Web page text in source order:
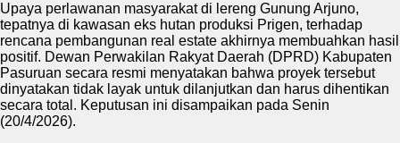
Upaya perlawanan masyarakat di lereng Gunung Arjuno,
tepatnya di kawasan eks hutan produksi Prigen, terhadap
rencana pembangunan real estate akhirnya membuahkan hasil
positif. Dewan Perwakilan Rakyat Daerah (DPRD) Kabupaten
Pasuruan secara resmi menyatakan bahwa proyek tersebut
dinyatakan tidak layak untuk dilanjutkan dan harus dihentikan
secara total. Keputusan ini disampaikan pada Senin
(20/4/2026).